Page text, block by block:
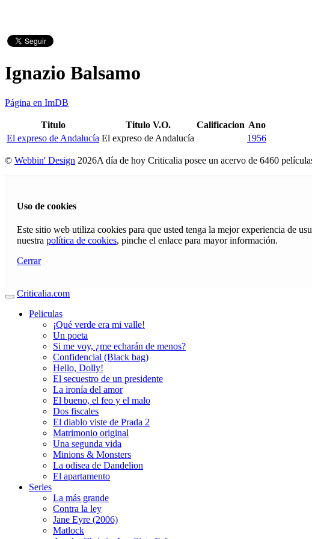
Ignazio Balsamo
Página en ImDB
Titulo Titulo V.O. Calificacion Ano
El expreso de Andalucía El expreso de Andalucía 1956
© Webbin' Design 2026A día de hoy Criticalia posee un acervo de 6460
Uso de cookies
Este sitio web utiliza cookies para que usted tenga la mejor experiencia de
nuestra política de cookies, pinche el enlace para mayor información.
Cerrar
Criticalia.com
Peliculas
¡Qué verde era mi valle!
Un poeta
Si me voy, ¿me echarán de menos?
Confidencial (Black bag)
Hello, Dolly!
El secuestro de un presidente
La ironía del amor
El bueno, el feo y el malo
Dos fiscales
El diablo viste de Prada 2
Matrimonio original
Una segunda vida
Minions & Monsters
La odisea de Dandelion
El apartamento
Series
La más grande
Contra la ley
Jane Eyre (2006)
Matlock